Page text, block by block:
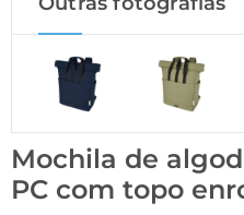
Mochila de
PC com topo